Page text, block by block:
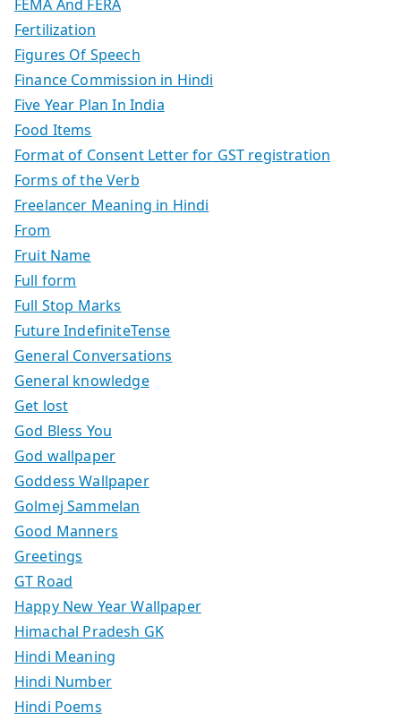
FEMA And FERA
Fertilization
Figures Of Speech
Finance Commission in Hindi
Five Year Plan In India
Food Items
Format of Consent Letter for GST registration
Forms of the Verb
Freelancer Meaning in Hindi
From
Fruit Name
Full form
Full Stop Marks
Future IndefiniteTense
General Conversations
General knowledge
Get lost
God Bless You
God wallpaper
Goddess Wallpaper
Golmej Sammelan
Good Manners
Greetings
GT Road
Happy New Year Wallpaper
Himachal Pradesh GK
Hindi Meaning
Hindi Number
Hindi Poems